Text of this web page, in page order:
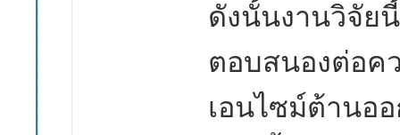
ดังนั้นงานวิจัย
ตอบสนองต่อค
เอนไซม์ต้านอ